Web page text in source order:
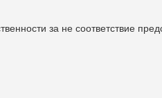
за не соответствие